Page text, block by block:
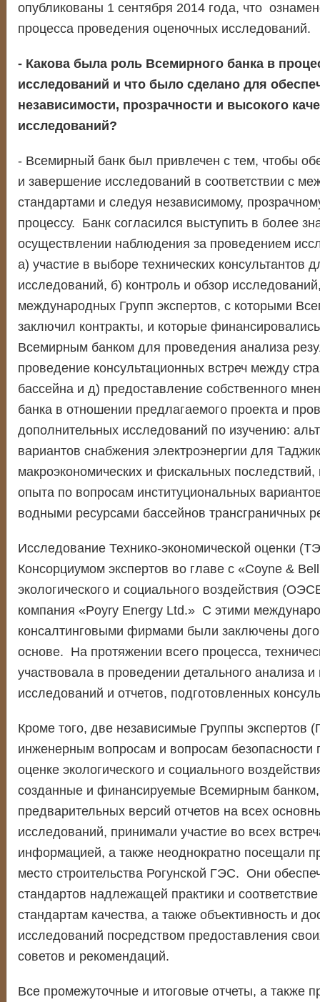
опубликованы 1 сентября 2014 года, что
процесса проведения оценочных исследований.
- Какова была роль Всемирного банка в
исследований и что было сделано для
независимости, прозрачности и высокого
исследований?
- Всемирный банк был привлечен с тем, чтобы
и завершение исследований в соответствии с
стандартами и следуя независимому,
процессу. Банк согласился выступить в более
осуществлении наблюдения за проведением
а) участие в выборе технических консультантов
исследований, б) контроль и обзор
международных Групп экспертов, с которыми
заключил контракты, и которые
Всемирным банком для проведения анализа
проведение консультационных встреч между
бассейна и д) предоставление собственного
банка в отношении предлагаемого проекта и
дополнительных исследований по изучению:
вариантов снабжения электроэнергии для
макроэкономических и фискальных
опыта по вопросам институциональных
водными ресурсами бассейнов трансграничных
Исследование Технико-экономической оценки
Консорциумом экспертов во главе с «Coyne &
экологического и социального воздействия
компания «Poyry Energy Ltd.» С этими
консалтинговыми фирмами были заключены
основе. На протяжении всего процесса,
участвовала в проведении детального анализа и
исследований и отчетов, подготовленных
Кроме того, две независимые Группы экспертов
инженерным вопросам и вопросам безопасности
оценке экологического и социального
созданные и финансируемые Всемирным банком,
предварительных версий отчетов на всех
исследований, принимали участие во всех
информацией, а также неоднократно посещали
место строительства Рогунской ГЭС. Они
стандартов надлежащей практики и
стандартам качества, а также объективность и
исследований посредством предоставления
советов и рекомендаций.
Все промежуточные и итоговые отчеты, а также